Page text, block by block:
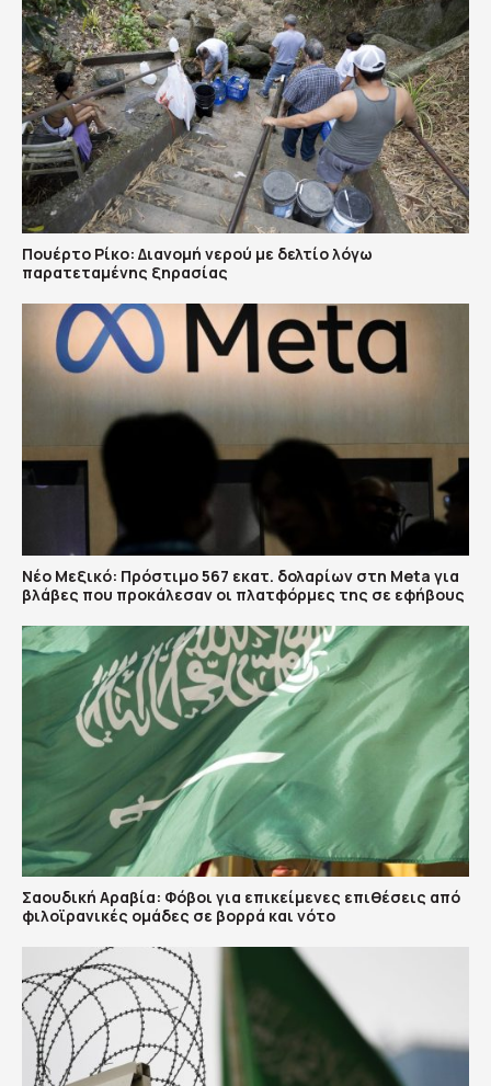
Πουέρτο Ρίκο: Διανομή νερού με δελτίο λόγω
παρατεταμένης ξηρασίας
Νέο Μεξικό: Πρόστιμο 567 εκατ. δολαρίων στη Meta για
βλάβες που προκάλεσαν οι πλατφόρμες της σε εφήβους
Σαουδική Αραβία: Φόβοι για επικείμενες επιθέσεις από
φιλοϊρανικές ομάδες σε βορρά και νότο